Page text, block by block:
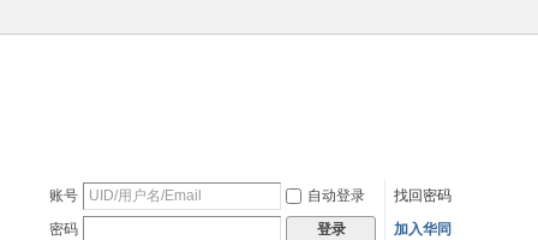
账号 自动登录
找回密码
密码
登录 加入华同